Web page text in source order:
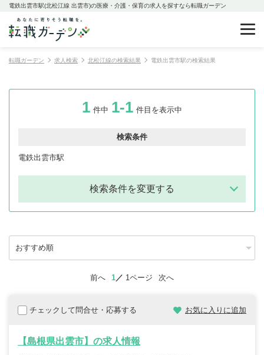
電鉄出雲市駅(北松江線 出雲市)の医療・介護・保育の求人を探すなら転職ガーデン
転職ガーデン 求人検索 北松江線の検索結果 電鉄出雲市駅の検索結果
1 件中 1-1 件目を表示中
検索条件
電鉄出雲市駅
検索条件を変更する
前へ 1 1ページ 次へ
チェックして問合せ・応募する お気に入りに追加
【島根県出雲市】の求人情報